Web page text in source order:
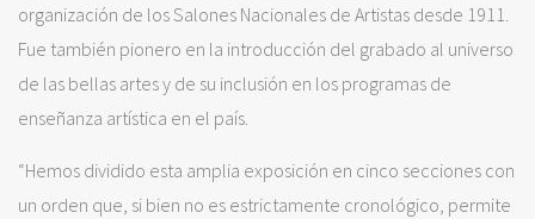
organización de los Salones Nacionales de Artistas desde 1911.
Fue también pionero en la introducción del grabado al universo
de las bellas artes y de su inclusión en los programas de
enseñanza artística en el país.
“Hemos dividido esta amplia exposición en cinco secciones con
un orden que, si bien no es estrictamente cronológico, permite